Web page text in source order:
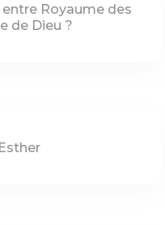
Royaume des
de Dieu ?